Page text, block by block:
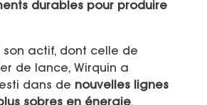
durables pour produire
son actif, dont celle de
de lance, Wirquin a
dans de nouvelles lignes